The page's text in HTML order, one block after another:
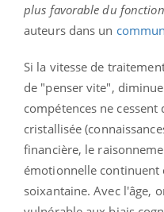
plus favorable du
auteurs dans un
Si la vitesse de
de "penser vite",
compétences ne
cristallisée
financière, le
émotionnelle continuent
soixantaine. Avec l'âge,